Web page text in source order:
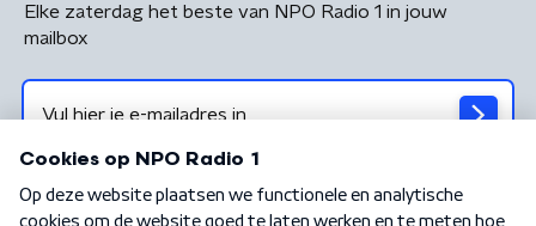
Elke zaterdag het beste van NPO Radio 1 in jouw
mailbox